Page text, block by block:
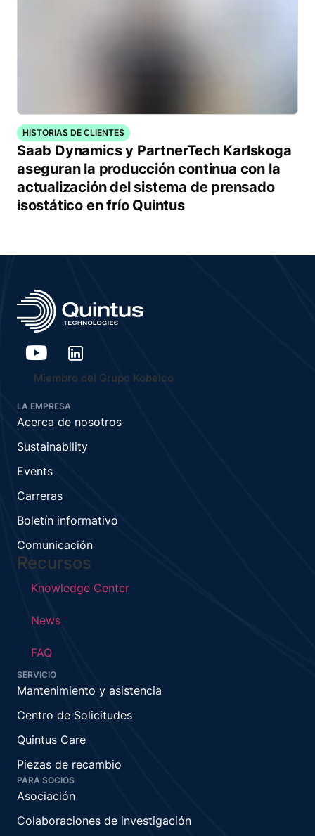
HISTORIAS DE CLIENTES
Saab Dynamics y PartnerTech Karlskoga
aseguran la producción continua con la
actualización del sistema de prensado
isostático en frío Quintus
Miembro del Grupo Kobelco
LA EMPRESA
Acerca de nosotros
Sustainability
Events
Carreras
Boletín informativo
Comunicación
Recursos
Knowledge Center
News
FAQ
SERVICIO
Mantenimiento y asistencia
Centro de Solicitudes
Quintus Care
Piezas de recambio
PARA SOCIOS
Asociación
Colaboraciones de investigación